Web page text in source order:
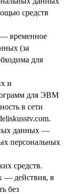
средств
временное
(за
для
и
для ЭВМ
в сети
данных —
персональных
средств.
— действия, в
без